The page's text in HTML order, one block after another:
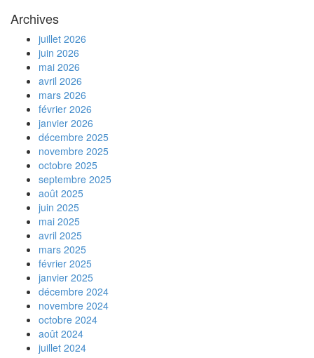
Archives
juillet 2026
juin 2026
mai 2026
avril 2026
mars 2026
février 2026
janvier 2026
décembre 2025
novembre 2025
octobre 2025
septembre 2025
août 2025
juin 2025
mai 2025
avril 2025
mars 2025
février 2025
janvier 2025
décembre 2024
novembre 2024
octobre 2024
août 2024
juillet 2024